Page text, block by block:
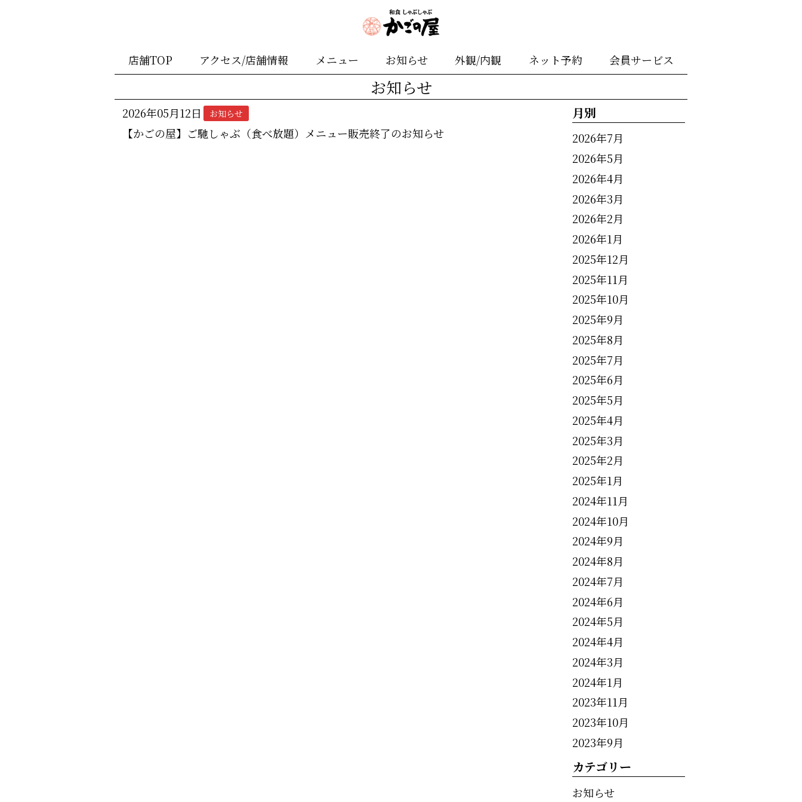
店舗TOP アクセス/店舗情報 メニュー お知らせ 外観/内観 ネット予約 会員サービス
お知らせ
2026年05月12日 お知らせ
【かごの屋】ご馳しゃぶ（食べ放題）メニュー販売終了のお知らせ
月別
2026年7月
2026年5月
2026年4月
2026年3月
2026年2月
2026年1月
2025年12月
2025年11月
2025年10月
2025年9月
2025年8月
2025年7月
2025年6月
2025年5月
2025年4月
2025年3月
2025年2月
2025年1月
2024年11月
2024年10月
2024年9月
2024年8月
2024年7月
2024年6月
2024年5月
2024年4月
2024年3月
2024年1月
2023年11月
2023年10月
2023年9月
カテゴリー
お知らせ